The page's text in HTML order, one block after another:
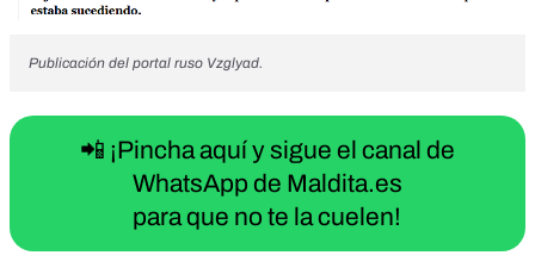
Publicación del portal ruso Vzglyad.
📲 ¡Pincha aquí y sigue el canal de
WhatsApp de Maldita.es
para que no te la cuelen!